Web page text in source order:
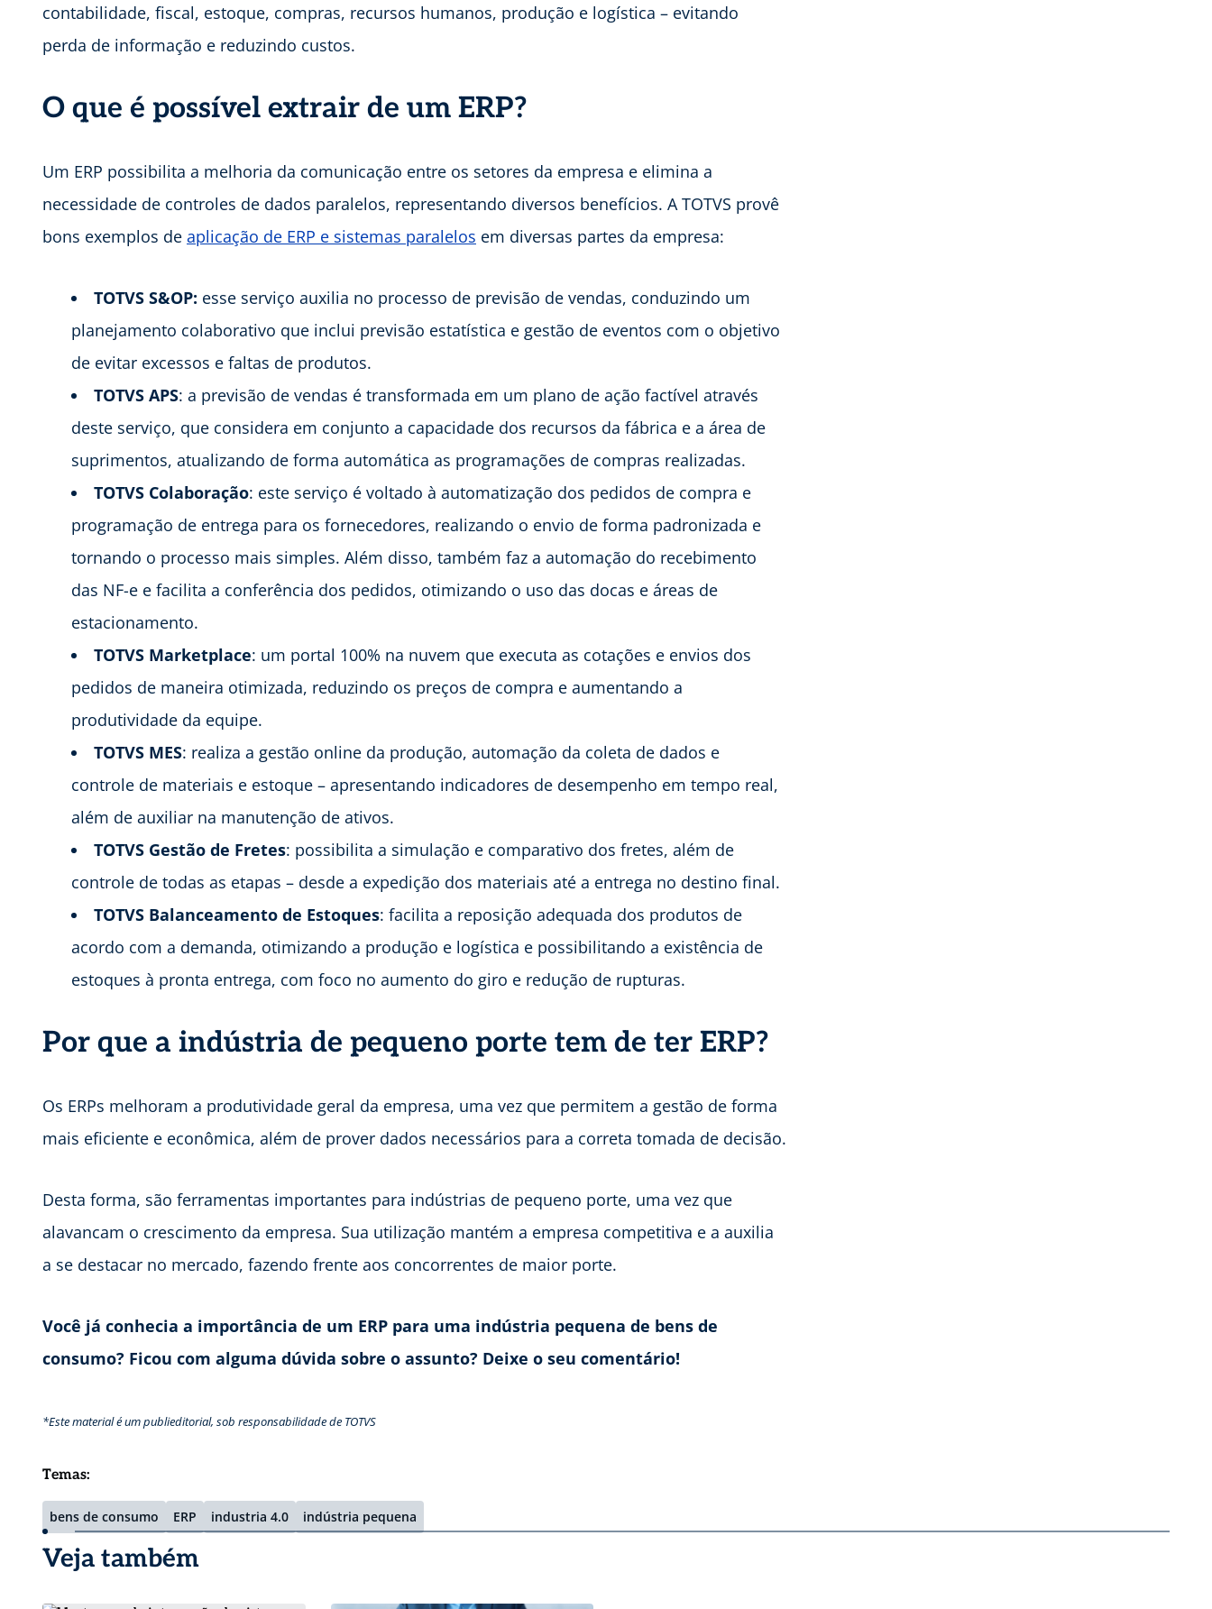
contabilidade, fiscal, estoque, compras, recursos humanos, produção e logística – evitando
perda de informação e reduzindo custos.
O que é possível extrair de um ERP?
Um ERP possibilita a melhoria da comunicação entre os setores da empresa e elimina a
necessidade de controles de dados paralelos, representando diversos benefícios. A TOTVS provê
bons exemplos de aplicação de ERP e sistemas paralelos em diversas partes da empresa:
TOTVS S&OP: esse serviço auxilia no processo de previsão de vendas, conduzindo um
planejamento colaborativo que inclui previsão estatística e gestão de eventos com o objetivo
de evitar excessos e faltas de produtos.
TOTVS APS: a previsão de vendas é transformada em um plano de ação factível através
deste serviço, que considera em conjunto a capacidade dos recursos da fábrica e a área de
suprimentos, atualizando de forma automática as programações de compras realizadas.
TOTVS Colaboração: este serviço é voltado à automatização dos pedidos de compra e
programação de entrega para os fornecedores, realizando o envio de forma padronizada e
tornando o processo mais simples. Além disso, também faz a automação do recebimento
das NF-e e facilita a conferência dos pedidos, otimizando o uso das docas e áreas de
estacionamento.
TOTVS Marketplace: um portal 100% na nuvem que executa as cotações e envios dos
pedidos de maneira otimizada, reduzindo os preços de compra e aumentando a
produtividade da equipe.
TOTVS MES: realiza a gestão online da produção, automação da coleta de dados e
controle de materiais e estoque – apresentando indicadores de desempenho em tempo real,
além de auxiliar na manutenção de ativos.
TOTVS Gestão de Fretes: possibilita a simulação e comparativo dos fretes, além de
controle de todas as etapas – desde a expedição dos materiais até a entrega no destino final.
TOTVS Balanceamento de Estoques: facilita a reposição adequada dos produtos de
acordo com a demanda, otimizando a produção e logística e possibilitando a existência de
estoques à pronta entrega, com foco no aumento do giro e redução de rupturas.
Por que a indústria de pequeno porte tem de ter ERP?
Os ERPs melhoram a produtividade geral da empresa, uma vez que permitem a gestão de forma
mais eficiente e econômica, além de prover dados necessários para a correta tomada de decisão.
Desta forma, são ferramentas importantes para indústrias de pequeno porte, uma vez que
alavancam o crescimento da empresa. Sua utilização mantém a empresa competitiva e a auxilia
a se destacar no mercado, fazendo frente aos concorrentes de maior porte.
Você já conhecia a importância de um ERP para uma indústria pequena de bens de
consumo? Ficou com alguma dúvida sobre o assunto? Deixe o seu comentário!
*Este material é um publieditorial, sob responsabilidade de TOTVS
Temas:
bens de consumo ERP industria 4.0 indústria pequena
Veja também